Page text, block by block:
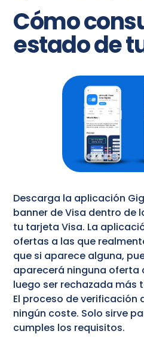
Cómo
estado de
Descarga la aplicación
banner de Visa dentro de
tu tarjeta Visa. La
ofertas a las que
que si aparece alguna,
aparecerá ninguna oferta
luego ser rechazada más
El proceso de verificación
ningún coste. Solo sirve
cumples los requisitos.